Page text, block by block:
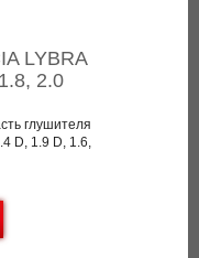
LYBRA
2.0
глушителя
D, 1.9 D, 1.6,